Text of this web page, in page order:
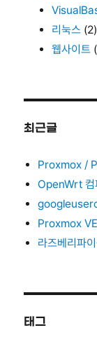
리눅스 (2)
웹사이트
최근글
Proxmox /
OpenWrt
Proxmox
라즈베리파
태그